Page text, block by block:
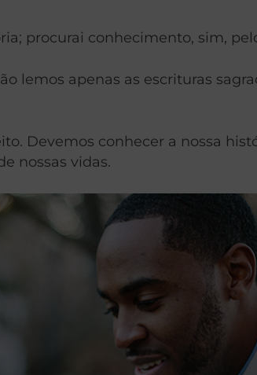
procurai conhecimento, sim,
lemos apenas as escrituras
Devemos conhecer a nossa
nossas vidas.